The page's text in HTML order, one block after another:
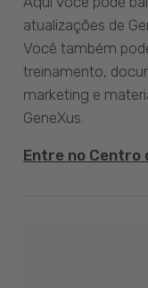
atualizações de
Você também
treinamento,
marketing e
GeneXus.
Entre no Centro